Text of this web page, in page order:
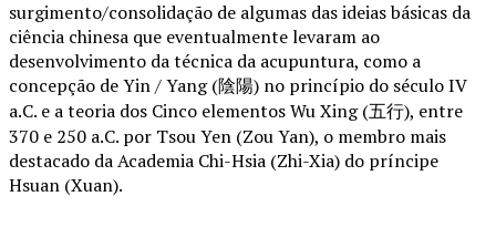
surgimento/consolidação de algumas das ideias básicas da
ciência chinesa que eventualmente levaram ao
desenvolvimento da técnica da acupuntura, como a
concepção de Yin / Yang (陰陽) no princípio do século IV
a.C. e a teoria dos Cinco elementos Wu Xing (五行), entre
370 e 250 a.C. por Tsou Yen (Zou Yan), o membro mais
destacado da Academia Chi-Hsia (Zhi-Xia) do príncipe
Hsuan (Xuan).